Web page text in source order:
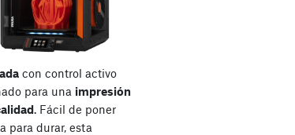
con control activo
para una impresión
. Fácil de poner
para durar, esta